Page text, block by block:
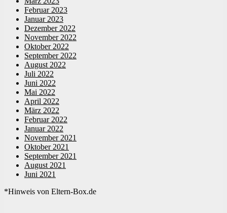
Februar 2023
Januar 2023
Dezember 2022
November 2022
Oktober 2022
September 2022
August 2022
Juli 2022
Juni 2022
Mai 2022
April 2022
März 2022
Februar 2022
Januar 2022
November 2021
Oktober 2021
September 2021
August 2021
Juni 2021
*Hinweis von Eltern-Box.de